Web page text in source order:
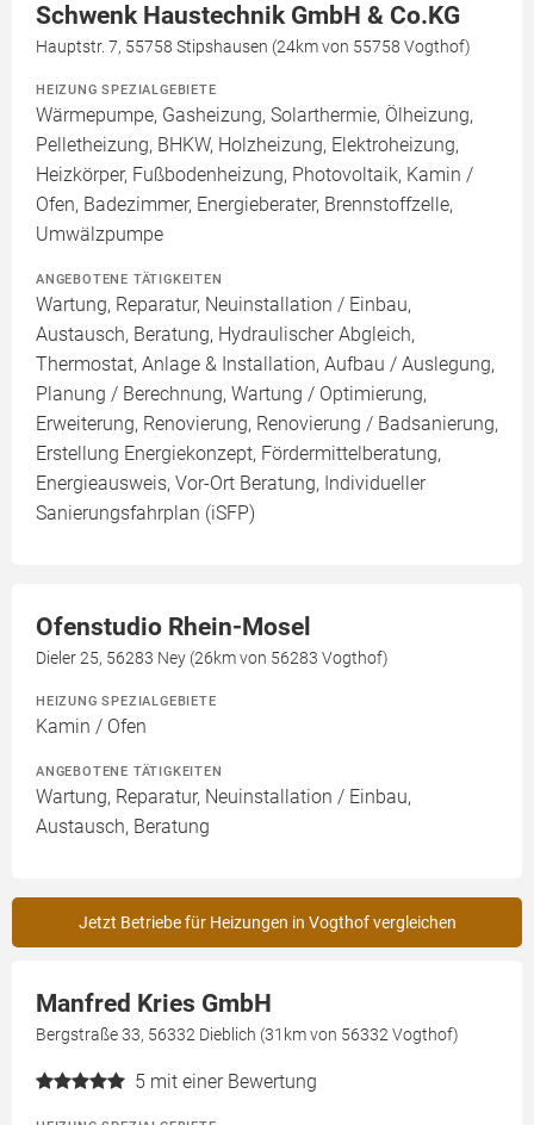
Schwenk Haustechnik GmbH & Co.KG
Hauptstr. 7, 55758 Stipshausen (24km von 55758 Vogthof)
HEIZUNG SPEZIALGEBIETE
Wärmepumpe, Gasheizung, Solarthermie, Ölheizung,
Pelletheizung, BHKW, Holzheizung, Elektroheizung,
Heizkörper, Fußbodenheizung, Photovoltaik, Kamin /
Ofen, Badezimmer, Energieberater, Brennstoffzelle,
Umwälzpumpe
ANGEBOTENE TÄTIGKEITEN
Wartung, Reparatur, Neuinstallation / Einbau,
Austausch, Beratung, Hydraulischer Abgleich,
Thermostat, Anlage & Installation, Aufbau / Auslegung,
Planung / Berechnung, Wartung / Optimierung,
Erweiterung, Renovierung, Renovierung / Badsanierung,
Erstellung Energiekonzept, Fördermittelberatung,
Energieausweis, Vor-Ort Beratung, Individueller
Sanierungsfahrplan (iSFP)
Ofenstudio Rhein-Mosel
Dieler 25, 56283 Ney (26km von 56283 Vogthof)
HEIZUNG SPEZIALGEBIETE
Kamin / Ofen
ANGEBOTENE TÄTIGKEITEN
Wartung, Reparatur, Neuinstallation / Einbau,
Austausch, Beratung
Jetzt Betriebe für Heizungen in Vogthof vergleichen
Manfred Kries GmbH
Bergstraße 33, 56332 Dieblich (31km von 56332 Vogthof)
5 mit einer Bewertung